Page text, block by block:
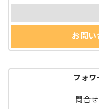
お問い
フォワ
問合